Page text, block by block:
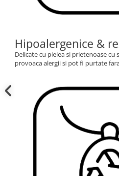
Hipoalergenice &
Delicate cu pielea si prietenoase cu
provoaca alergii si pot fi purtate